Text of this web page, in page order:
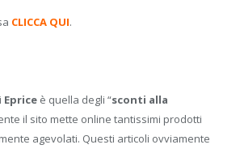
CLICCA QUI.
Eprice è quella degli “sconti alla
il sito mette online tantissimi prodotti
agevolati. Questi articoli ovviamente